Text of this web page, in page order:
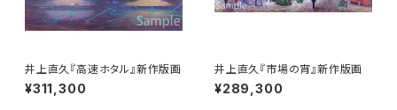
井上直久『高速ホタル』新作版画
¥311,300
井上直久『市場の宵』新作版画
¥289,300